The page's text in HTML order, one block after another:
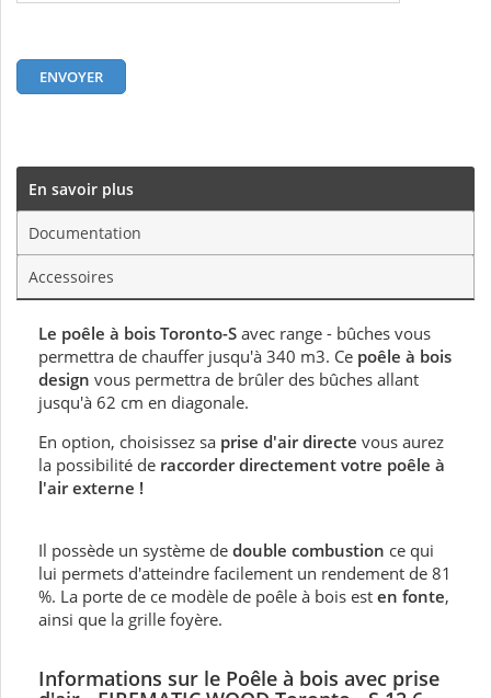
En savoir plus
Documentation
Accessoires
Le poêle à bois Toronto-S avec range - bûches vous
permettra de chauffer jusqu'à 340 m3. Ce poêle à bois
design vous permettra de brûler des bûches allant
jusqu'à 62 cm en diagonale.
En option, choisissez sa prise d'air directe vous aurez
la possibilité de raccorder directement votre poêle à
l'air externe !
Il possède un système de double combustion ce qui
lui permets d'atteindre facilement un rendement de 81
%. La porte de ce modèle de poêle à bois est en fonte,
ainsi que la grille foyère.
Informations sur le Poêle à bois avec prise